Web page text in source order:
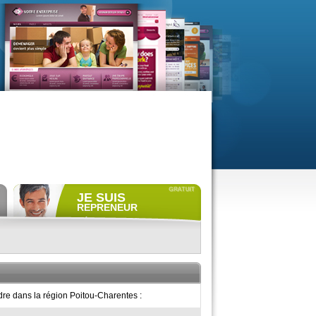
JE SUIS
REPRENEUR
Déposer gratuitementune
ACCÈS REPRENEUR
dans la région Poitou-Charentes :